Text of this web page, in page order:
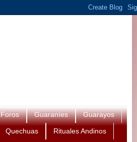
Foros Guaraníes Guarayos
Quechuas Rituales Andinos